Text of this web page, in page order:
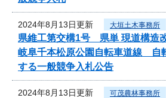
2024年8月13日更新 大垣土木事務所
県維工第交構1号 県単 現道構造
岐阜千本松原公園自転車道線 自
する一般競争入札公告
2024年8月13日更新 可茂農林事務所